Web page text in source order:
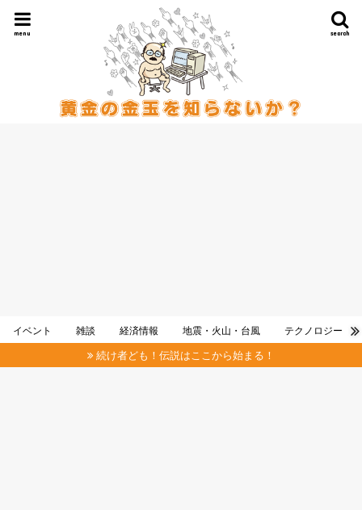
search
menu
イベント 雑談 経済情報 地震・火山・台風 テクノロジー
続け者ども！伝説はここから始まる！